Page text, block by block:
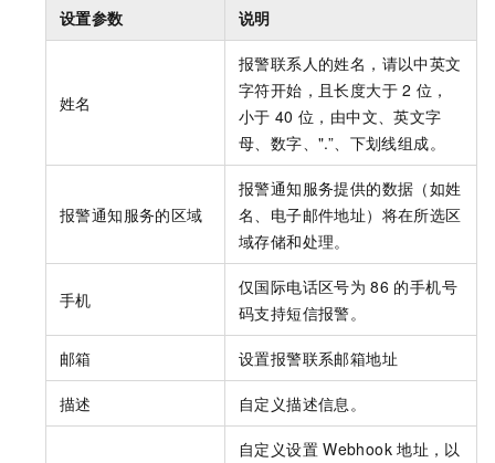
设置参数 说明
姓名
报警联系人的姓名，请以中英文
字符开始，且长度大于 2 位，
小于 40 位，由中文、英文字
母、数字、".”、下划线组成。
报警通知服务的区域
报警通知服务提供的数据（如姓
名、电子邮件地址）将在所选区
域存储和处理。
手机
仅国际电话区号为 86 的手机号
码支持短信报警。
邮箱 设置报警联系邮箱地址
描述 自定义描述信息。
自定义设置 Webhook 地址，以